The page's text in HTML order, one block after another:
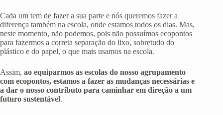
Cada um tem de fazer a sua parte e nós queremos fazer a
diferença também na escola, onde estamos todos os dias. Mas,
neste momento, não podemos, pois não possuímos ecopontos
para fazermos a correta separação do lixo, sobretudo do
plástico e do papel, o que mais usamos na escola.
Assim, ao equiparmos as escolas do nosso agrupamento
com ecopontos, estamos a fazer as mudanças necessárias e
a dar o nosso contributo para caminhar em direção a um
futuro sustentável.